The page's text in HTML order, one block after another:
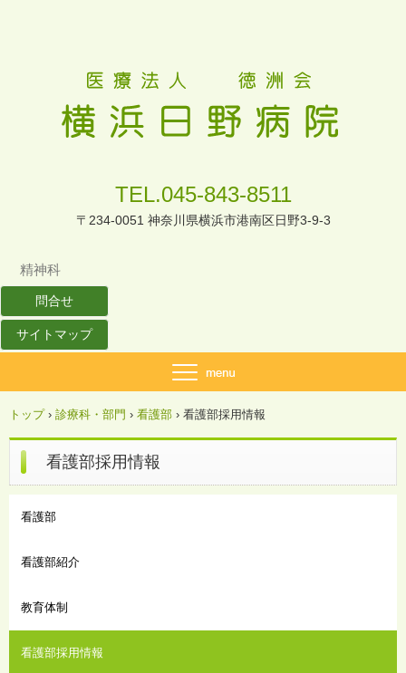
TEL.045-843-8511
〒234-0051 神奈川県横浜市港南区日野3-9-3
精神科
問合せ
サイトマップ
トップ › 診療科・部門 › 看護部 › 看護部採用情報
看護部採用情報
看護部
看護部紹介
教育体制
看護部採用情報